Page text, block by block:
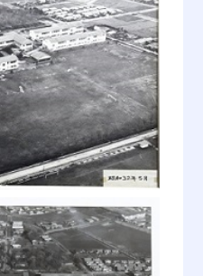
31日
学校長 阿武 実
校長に就任、即日休
1日
学校長 秋田 達
校長に就任。